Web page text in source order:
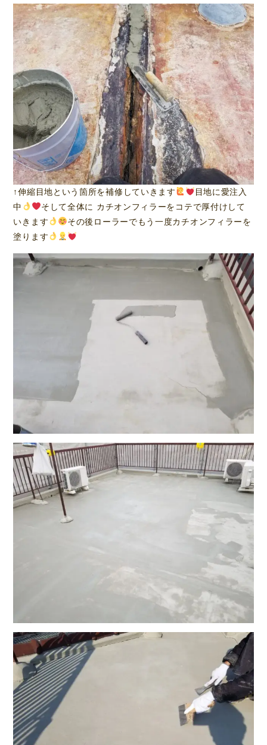
↑伸縮目地という箇所を補修していきます
目地に愛注入
中
そして全体に カチオンフィラーをコテで厚付けして
いきます
その後ローラーでもう一度カチオンフィラーを
塗ります